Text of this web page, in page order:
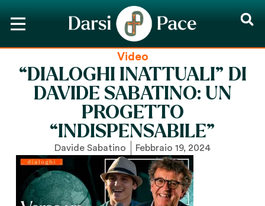
Video
“DIALOGHI INATTUALI” DI
DAVIDE SABATINO: UN
PROGETTO
“INDISPENSABILE”
Davide Sabatino Febbraio 19, 2024